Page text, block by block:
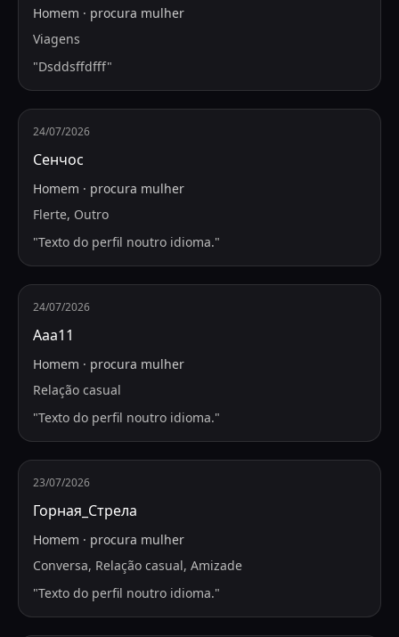
Homem · procura mulher
Viagens
"Dsddsffdfff"
24/07/2026
Сенчос
Homem · procura mulher
Flerte, Outro
"Texto do perfil noutro idioma."
24/07/2026
Ааа11
Homem · procura mulher
Relação casual
"Texto do perfil noutro idioma."
23/07/2026
Горная_Стрела
Homem · procura mulher
Conversa, Relação casual, Amizade
"Texto do perfil noutro idioma."